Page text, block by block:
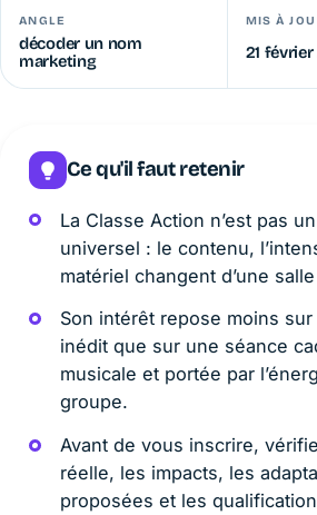
ANGLE
décoder un nom
marketing
MIS À
21
Ce qu'il faut retenir
La Classe Action n’est pas
universel : le contenu,
matériel changent d’une salle
Son intérêt repose moins
inédit que sur une séance
musicale et portée par
groupe.
Avant de vous inscrire,
réelle, les impacts, les
proposées et les